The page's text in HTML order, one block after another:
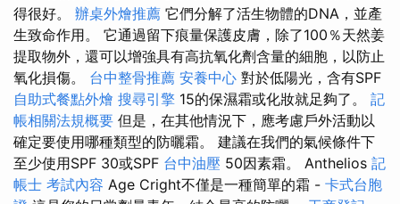
得很好。 辦桌外燴推薦 它們分解了活生物體的DNA，並產
生致命作用。 它通過留下痕量保護皮膚，除了100％天然姜
提取物外，還可以增強具有高抗氧化劑含量的細胞，以防止
氧化損傷。 台中整骨推薦 安養中心 對於低陽光，含有SPF
自助式餐點外燴 搜尋引擎 15的保濕霜或化妝就足夠了。 記
帳相關法規概要 但是，在其他情況下，應考慮戶外活動以
確定要使用哪種類型的防曬霜。 建議在我們的氣候條件下
至少使用SPF 30或SPF 台中油壓 50因素霜。 Anthelios 記
帳士 考試內容 Age Cright不僅是一種簡單的霜 - 卡式台胞